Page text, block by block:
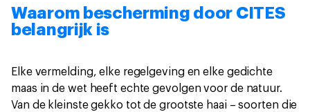
Waarom bescherming door CITES
belangrijk is
Elke vermelding, elke regelgeving en elke gedichte
maas in de wet heeft echte gevolgen voor de natuur.
Van de kleinste gekko tot de grootste haai – soorten die